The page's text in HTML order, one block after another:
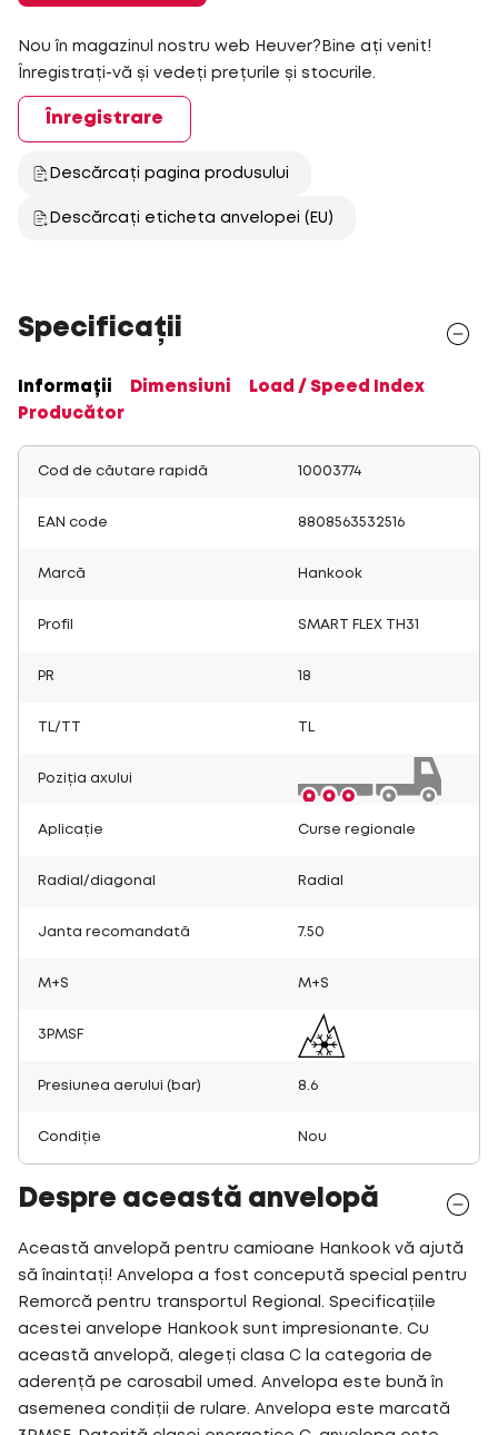
Nou în magazinul nostru web Heuver?Bine ați venit!
Înregistrați-vă și vedeți prețurile și stocurile.
Înregistrare
Descărcați pagina produsului
Descărcați eticheta anvelopei (EU)
Specificații
Informații Dimensiuni
Load / Speed Index
Producător
Cod de căutare rapidă 10003774
EAN code 8808563532516
Marcă Hankook
Profil SMART FLEX TH31
PR 18
TL/TT
Poziția axului
Aplicație Curse regionale
Radial/diagonal Radial
Janta recomandată 7.50
M+S M+S
3PMSF
Presiunea aerului (bar) 8.6
Condiție Nou
Despre această anvelopă
Această anvelopă pentru camioane Hankook vă ajută
să înaintați! Anvelopa a fost concepută special pentru
Remorcă pentru transportul Regional. Specificațiile
acestei anvelope Hankook sunt impresionante. Cu
această anvelopă, alegeți clasa C la categoria de
aderență pe carosabil umed. Anvelopa este bună în
asemenea condiții de rulare. Anvelopa este marcată